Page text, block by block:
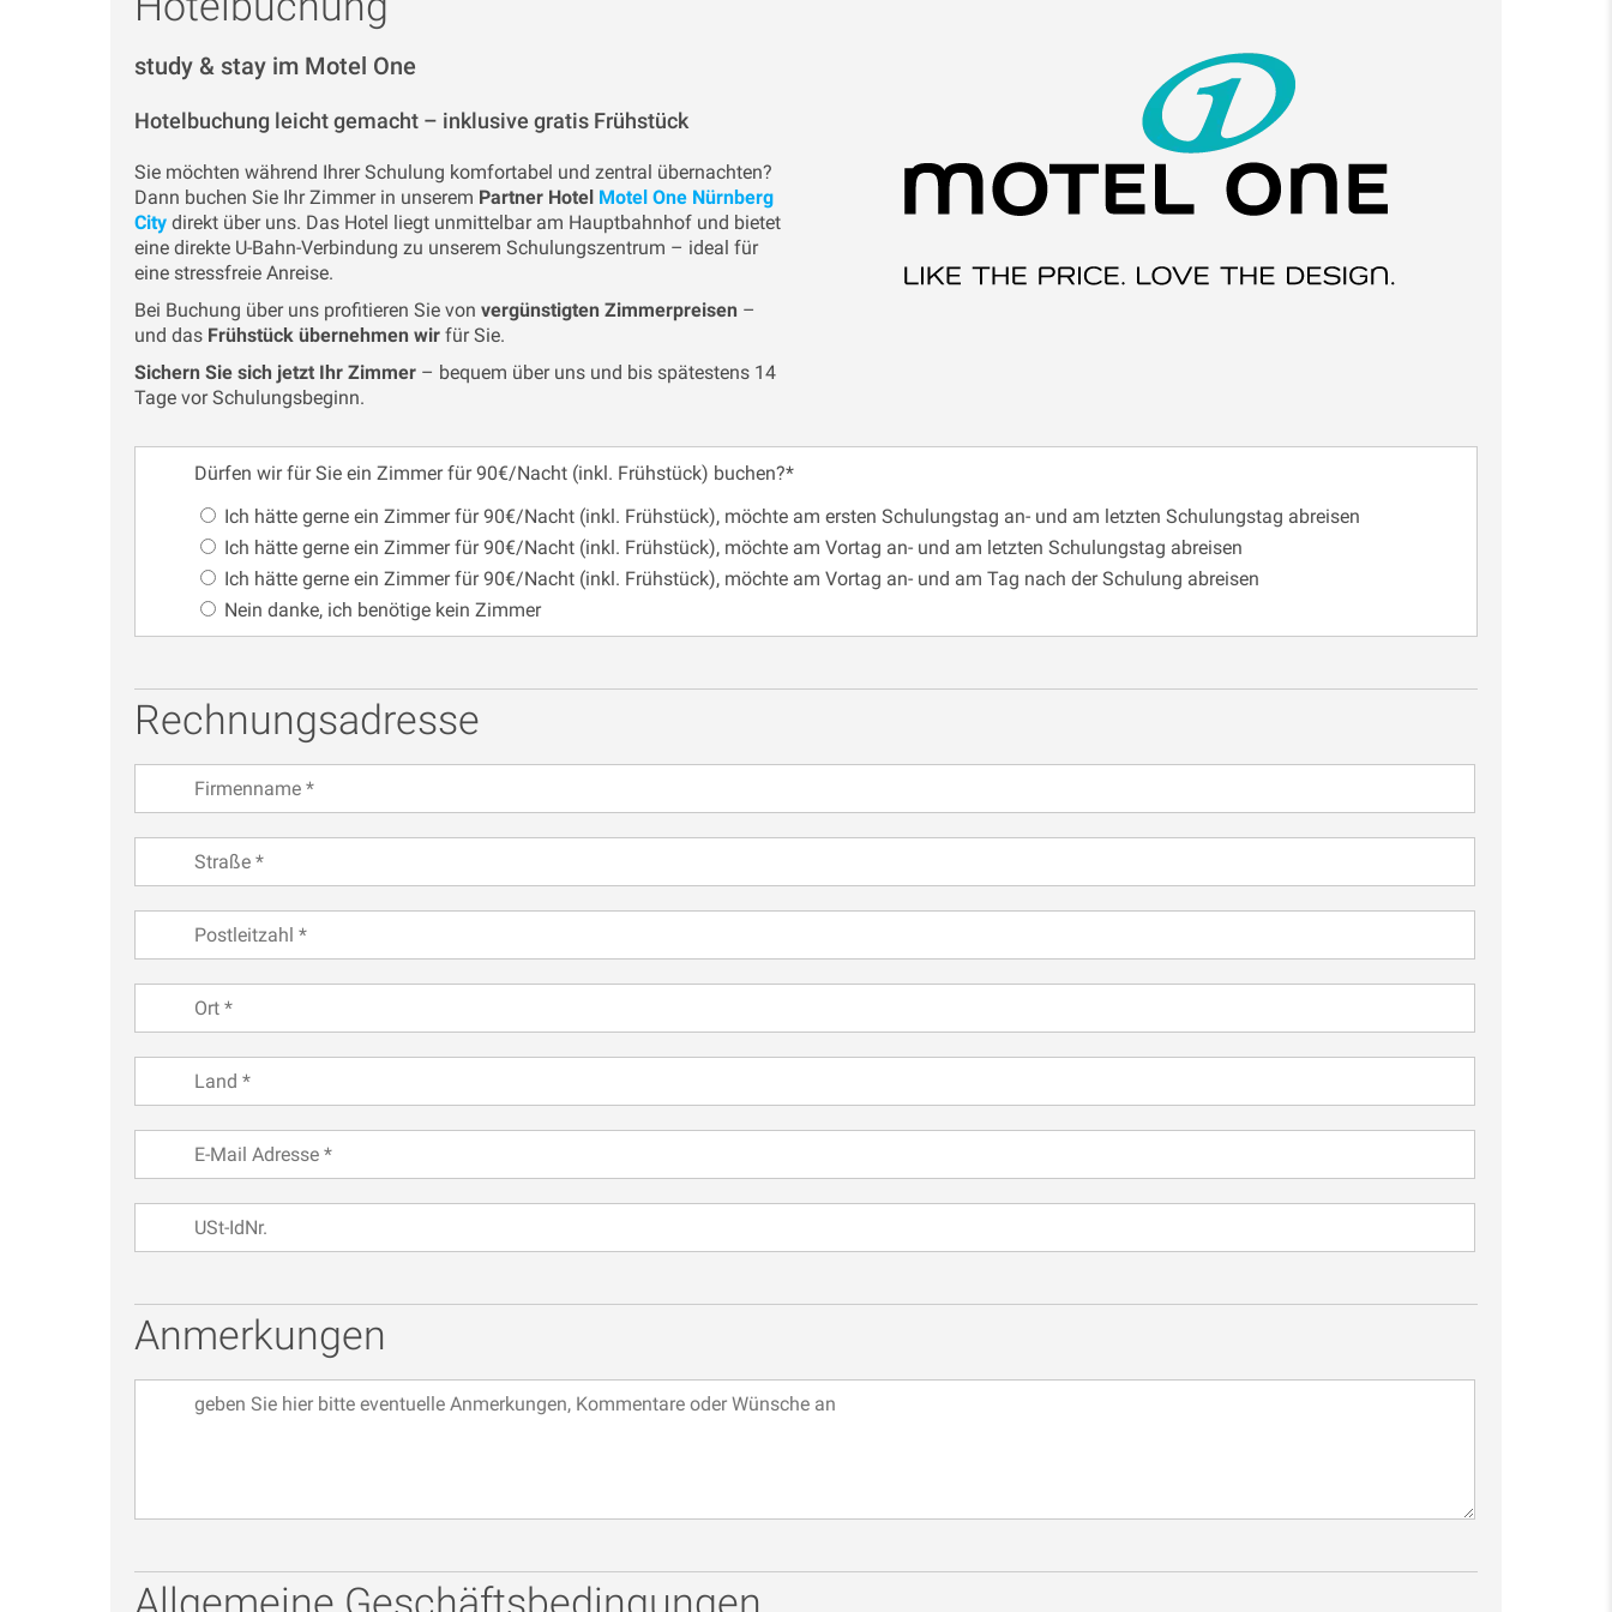
study & stay im Motel One
Hotelbuchung leicht gemacht – inklusive gratis Frühstück
Sie möchten während Ihrer Schulung komfortabel und zentral übernachten?
Dann buchen Sie Ihr Zimmer in unserem Partner Hotel Motel One Nürnberg
City direkt über uns. Das Hotel liegt unmittelbar am Hauptbahnhof und bietet
eine direkte U-Bahn-Verbindung zu unserem Schulungszentrum – ideal für
eine stressfreie Anreise.
Bei Buchung über uns profitieren Sie von vergünstigten Zimmerpreisen –
und das Frühstück übernehmen wir für Sie.
Sichern Sie sich jetzt Ihr Zimmer – bequem über uns und bis spätestens 14
Tage vor Schulungsbeginn.
Dürfen wir für Sie ein Zimmer für 90€/Nacht (inkl. Frühstück) buchen?*
Ich hätte gerne ein Zimmer für 90€/Nacht (inkl. Frühstück), möchte am ersten Schulungstag an- und am letzten Schulungstag abreisen
Ich hätte gerne ein Zimmer für 90€/Nacht (inkl. Frühstück), möchte am Vortag an- und am letzten Schulungstag abreisen
Ich hätte gerne ein Zimmer für 90€/Nacht (inkl. Frühstück), möchte am Vortag an- und am Tag nach der Schulung abreisen
Nein danke, ich benötige kein Zimmer
Rechnungsadresse
Anmerkungen
Allgemeine Geschäftsbedingungen